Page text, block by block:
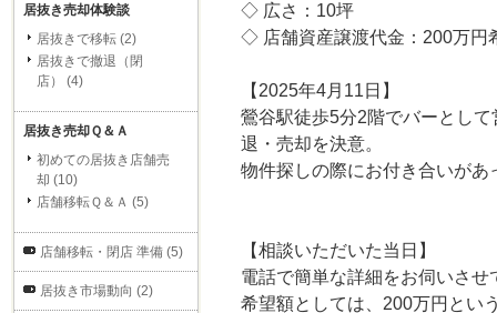
◇ 広さ：10坪
◇ 店舗資産譲渡代金：200万円
【2025年4月11日】
鶯谷駅徒歩5分2階でバーとし
退・売却を決意。
物件探しの際にお付き合いが
【相談いただいた当日】
電話で簡単な詳細をお伺いさ
希望額としては、200万円とい
居抜き売却体験談
居抜きで移転 (2)
居抜きで撤退（閉
店） (4)
居抜き売却Ｑ＆Ａ
初めての居抜き店舗売
却 (10)
店舗移転Ｑ＆Ａ (5)
店舗移転・閉店 準備 (5)
居抜き市場動向 (2)